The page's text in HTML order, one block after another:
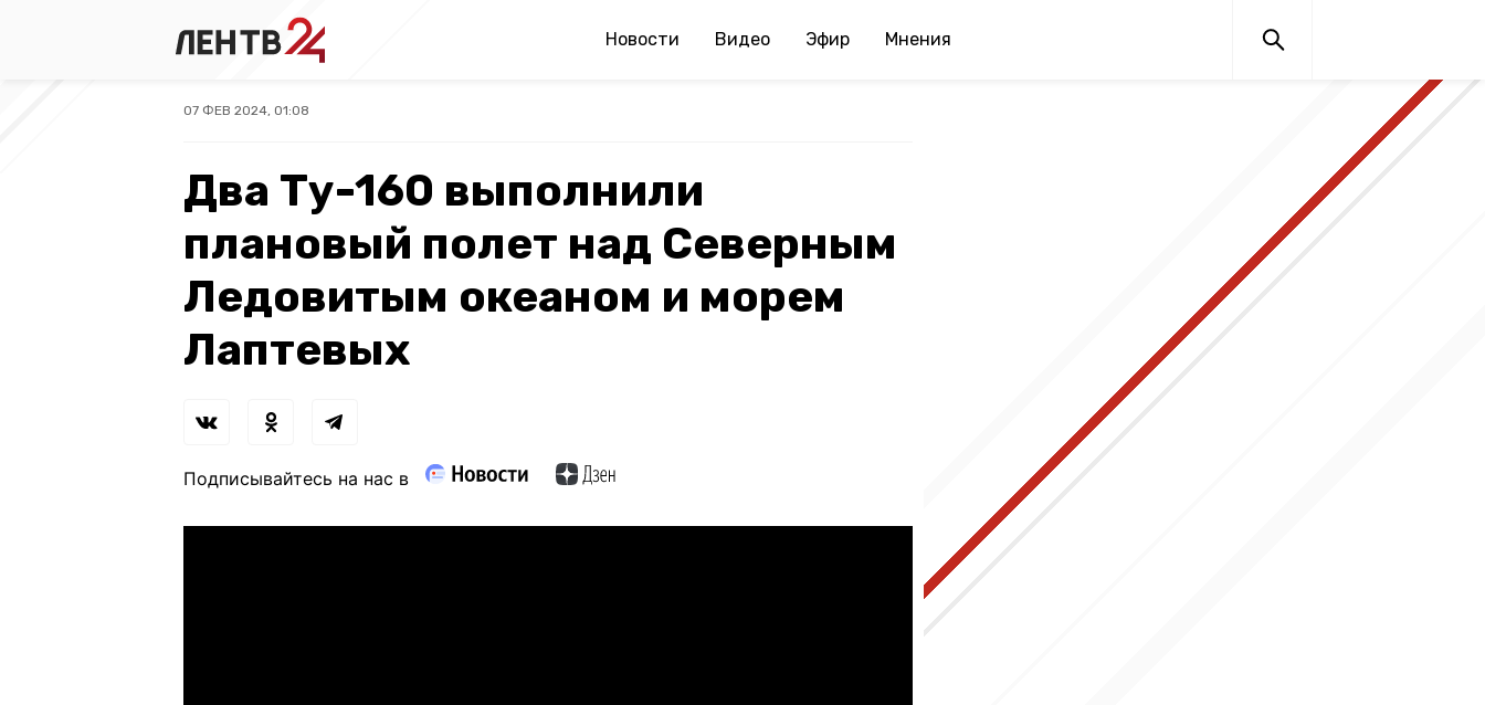
Новости Видео Эфир Мнения
07 ФЕВ 2024, 01:08
Два Ту-160 выполнили
плановый полет над Северным
Ледовитым океаном и морем
Лаптевых
Подписывайтесь на нас в